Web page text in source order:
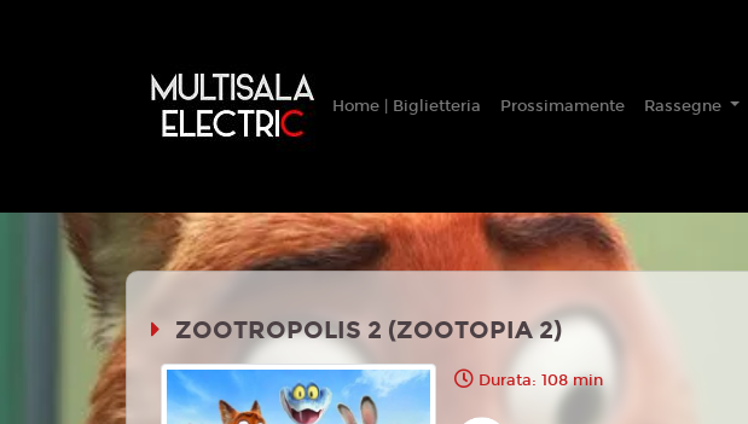
Home | Biglietteria Prossimamente Rassegne
ZOOTROPOLIS 2 (ZOOTOPIA 2)
Durata: 108 min